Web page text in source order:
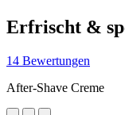
Erfrischt &
14 Bewertungen
After-Shave Creme